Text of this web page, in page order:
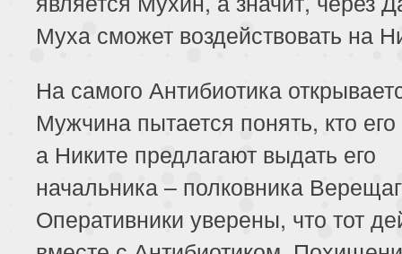
Муха сможет воздействовать на
На самого Антибиотика
Мужчина пытается понять, кто его
а Никите предлагают выдать его
начальника – полковника
Оперативники уверены, что тот